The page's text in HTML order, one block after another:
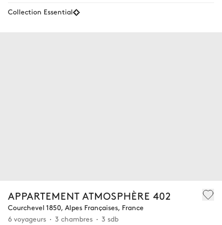
Collection Essential
APPARTEMENT ATMOSPHÈRE 402
Courchevel 1850, Alpes Françaises, France
6 voyageurs
3 chambres 3 sdb